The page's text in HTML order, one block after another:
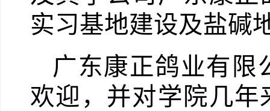
实习基地建设及盐碱
广东康正鸽业有限
欢迎，并对学院几